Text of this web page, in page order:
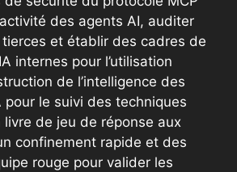
des agents AI, auditer
et établir des cadres de
internes pour l’utilisation
de l’intelligence des
pour le suivi des techniques
livre de jeu de réponse aux
confinement rapide et des
rouge pour valider les